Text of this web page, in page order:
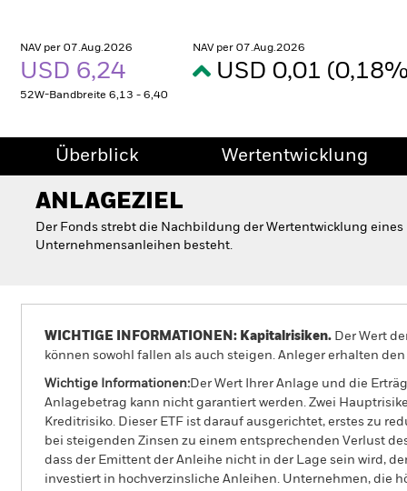
NAV per 07.Aug.2026
USD 6,24
52W-Bandbreite 6,13 - 6,40
NAV per 07.Aug.2026
USD 0,01
Überblick Wertentwicklung
ANLAGEZIEL
Der Fonds strebt die Nachbildung der Wertentwicklung
Unternehmensanleihen besteht.
WICHTIGE INFORMATIONEN: Kapitalrisiken. Der Wert
können sowohl fallen als auch steigen. Anleger erhalten
Wichtige Informationen:Der Wert Ihrer Anlage und die
Anlagebetrag kann nicht garantiert werden. Zwei
Kreditrisiko. Dieser ETF ist darauf ausgerichtet, erstes zu
bei steigenden Zinsen zu einem entsprechenden Verlust
dass der Emittent der Anleihe nicht in der Lage sein wird,
investiert in hochverzinsliche Anleihen. Unternehmen, die